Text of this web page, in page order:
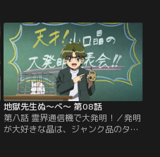
「話を聞いた人の元へ三日以内に現
れる」----恐怖は周囲に伝染し、童
守小は大パニック。だが鵺野はまこ
とに「てけてけは作り話、今後いっ
さい考えるな！」と声を荒らげ…。
地獄先生ぬ～べ～ 第08話
第八話 霊界通信機で大発明！／発明
が大好きな晶は、ジャンク品のタブ